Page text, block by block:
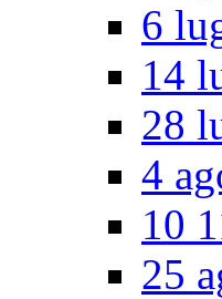
6
14
28
4
10
25